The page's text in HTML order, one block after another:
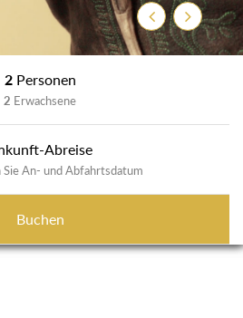
ZurückWeiter
2 Personen
2 Erwachsene
Abreise
Sie An- und Abfahrtsdatum
Buchen